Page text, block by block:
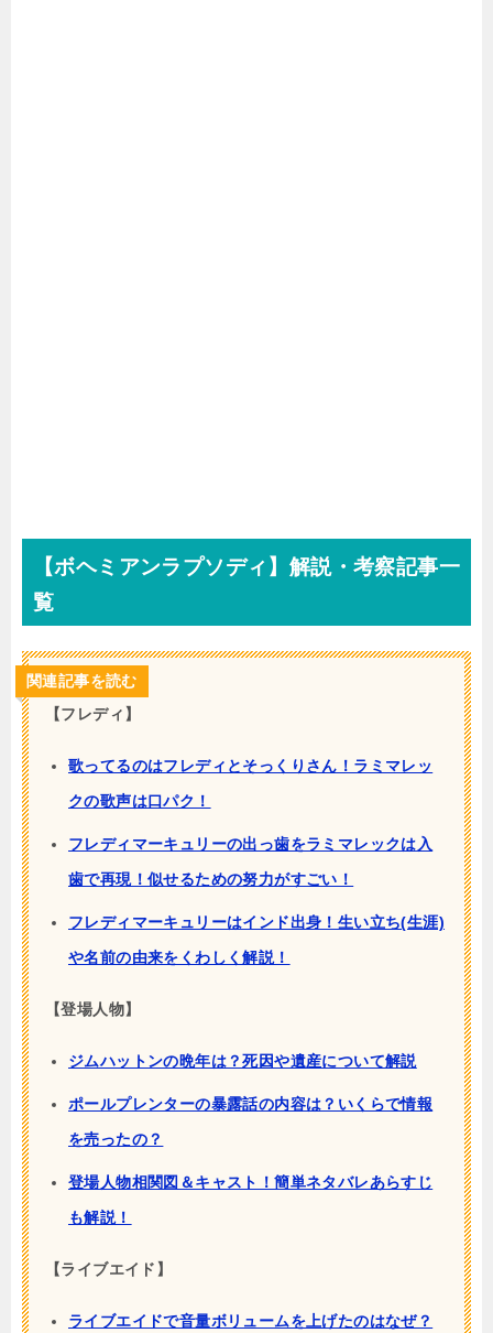
【ボヘミアンラプソディ】解説・考察記事一
覧
関連記事を読む
【フレディ】
歌ってるのはフレディとそっくりさん！ラミマレッ
クの歌声は口パク！
フレディマーキュリーの出っ歯をラミマレックは入
歯で再現！似せるための努力がすごい！
フレディマーキュリーはインド出身！生い立ち(生涯)
や名前の由来をくわしく解説！
【登場人物】
ジムハットンの晩年は？死因や遺産について解説
ポールプレンターの暴露話の内容は？いくらで情報
を売ったの？
登場人物相関図＆キャスト！簡単ネタバレあらすじ
も解説！
【ライブエイド】
ライブエイドで音量ボリュームを上げたのはなぜ？